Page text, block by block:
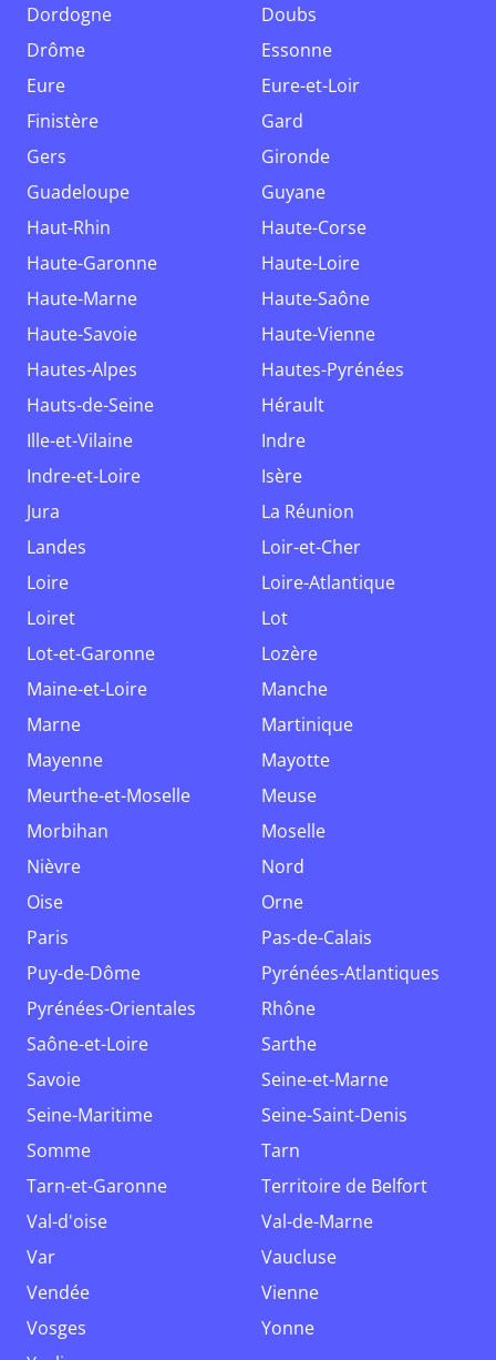
Dordogne
Doubs
Drôme
Essonne
Eure
Eure-et-Loir
Finistère
Gard
Gers
Gironde
Guadeloupe
Guyane
Haut-Rhin
Haute-Corse
Haute-Garonne
Haute-Loire
Haute-Marne
Haute-Saône
Haute-Savoie
Haute-Vienne
Hautes-Alpes
Hautes-Pyrénées
Hauts-de-Seine
Hérault
Ille-et-Vilaine
Indre
Indre-et-Loire
Isère
Jura
La Réunion
Landes
Loir-et-Cher
Loire
Loire-Atlantique
Loiret
Lot
Lot-et-Garonne
Lozère
Maine-et-Loire
Manche
Marne
Martinique
Mayenne
Mayotte
Meurthe-et-Moselle
Meuse
Morbihan
Moselle
Nièvre
Nord
Oise
Orne
Paris
Pas-de-Calais
Puy-de-Dôme
Pyrénées-Atlantiques
Pyrénées-Orientales
Rhône
Saône-et-Loire
Sarthe
Savoie
Seine-et-Marne
Seine-Maritime
Seine-Saint-Denis
Somme
Tarn
Tarn-et-Garonne
Territoire de Belfort
Val-d'oise
Val-de-Marne
Var
Vaucluse
Vendée
Vienne
Vosges
Yonne